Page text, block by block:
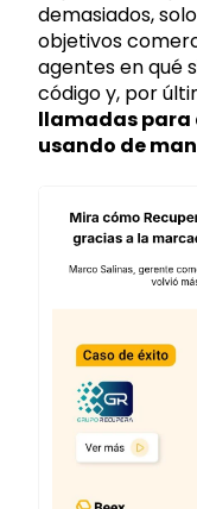
demasiados,
objetivos
agentes en qué
código y, por
llamadas para
usando de